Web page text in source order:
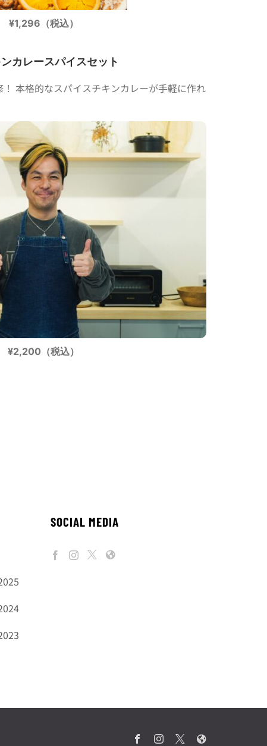
¥1,296（税込）
カレースパイスセット
本格的なスパイスチキンカレーが手軽に作れ
¥2,200（税込）
SOCIAL MEDIA
FacebookInstagram Web